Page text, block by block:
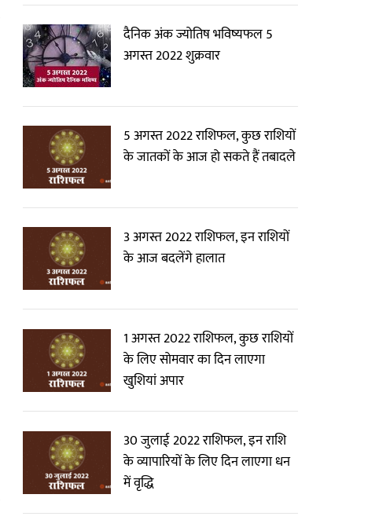
दैनिक अंक ज्योतिष भविष्यफल 5
अगस्त 2022 शुक्रवार
5 अगस्त 2022 राशिफल, कुछ राशियों
के जातकों के आज हो सकते हैं तबादले
3 अगस्त 2022 राशिफल, इन राशियों
के आज बदलेंगे हालात
1 अगस्त 2022 राशिफल, कुछ राशियों
के लिए सोमवार का दिन लाएगा
खुशियां अपार
30 जुलाई 2022 राशिफल, इन राशि
के व्यापारियों के लिए दिन लाएगा धन
में वृद्धि